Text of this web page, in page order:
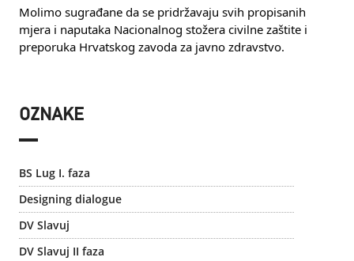
Molimo sugrađane da se pridržavaju svih propisanih
mjera i naputaka Nacionalnog stožera civilne zaštite i
preporuka Hrvatskog zavoda za javno zdravstvo.
OZNAKE
BS Lug I. faza
Designing dialogue
DV Slavuj
DV Slavuj II faza